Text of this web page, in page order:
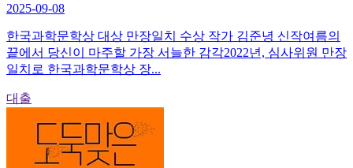
2025-09-08
한국과학문학상 대상 만장일치 수상 작가 김준녕 신작여름의
끝에서 당신이 마주할 가장 서늘한 감각2022년, 심사위원 만장
일치로 한국과학문학상 장...
대출